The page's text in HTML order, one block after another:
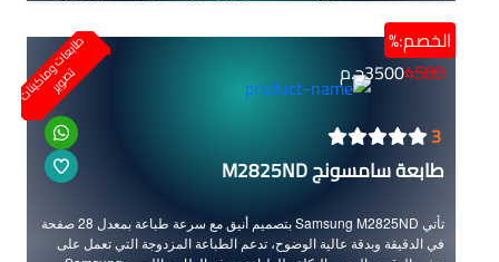
ط
ا
ب
ع
ا
ت
و
م
ا
ك
ي
ن
ا
ت
ت
ص
و
ي
ر
الخصم:%
3
طابعة سامسونج M2825ND
تأتي Samsung M2825ND بتصميم أنيق مع سرعة طباعة بمعدل 28 صفحة
في الدقيقة وبدقة عالية الوضوح، تدعم الطباعة المزدوجة التي تعمل على
4500
3500ج.م